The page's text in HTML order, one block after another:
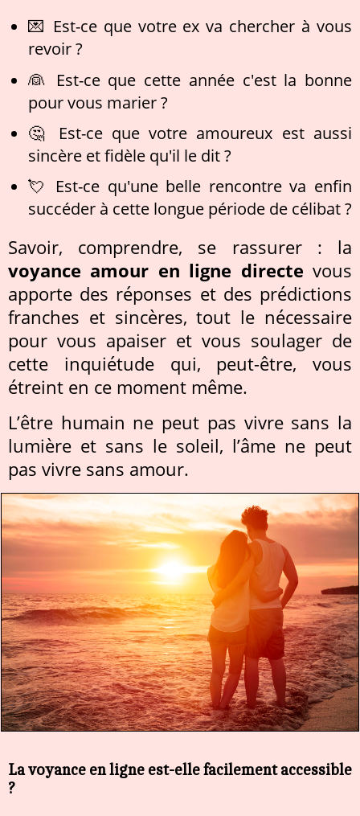
💌 Est-ce que votre ex va chercher à vous
revoir ?
👰 Est-ce que cette année c'est la bonne
pour vous marier ?
🤔 Est-ce que votre amoureux est aussi
sincère et fidèle qu'il le dit ?
💘 Est-ce qu'une belle rencontre va enfin
succéder à cette longue période de célibat ?
Savoir, comprendre, se rassurer : la
voyance amour en ligne directe vous
apporte des réponses et des prédictions
franches et sincères, tout le nécessaire
pour vous apaiser et vous soulager de
cette inquiétude qui, peut-être, vous
étreint en ce moment même.
L’être humain ne peut pas vivre sans la
lumière et sans le soleil, l’âme ne peut
pas vivre sans amour.
La voyance en ligne est-elle facilement accessible
?